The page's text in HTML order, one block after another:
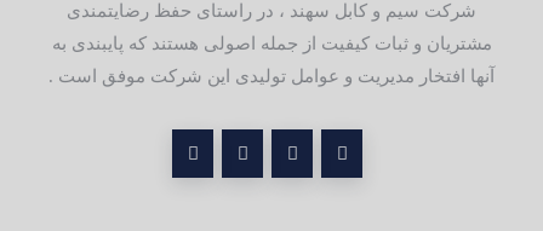
شرکت سیم و کابل سهند ، در راستای حفظ رضایتمندی
مشتریان و ثبات کیفیت از جمله اصولی هستند که پایبندی به
آنها افتخار مدیریت و عوامل تولیدی این شرکت موفق است .